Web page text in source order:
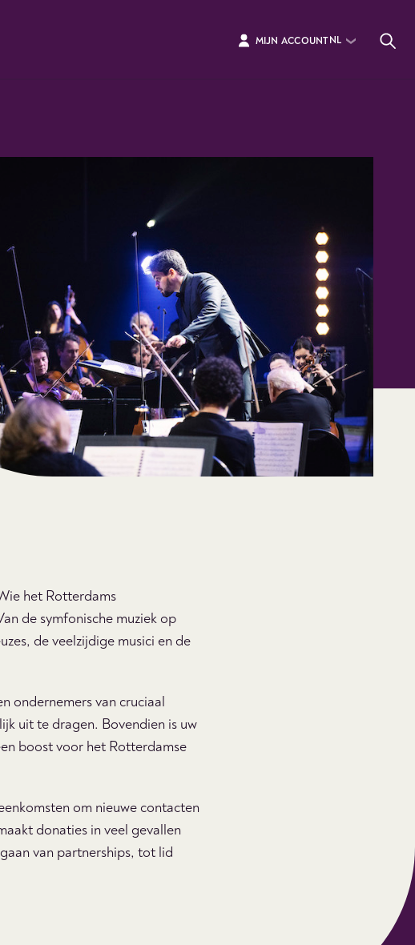
MIJN ACCOUNTNL
het Rotterdams
de symfonische muziek op
de veelzijdige musici en de
ondernemers van cruciaal
uit te dragen. Bovendien is uw
boost voor het Rotterdamse
om nieuwe contacten
donaties in veel gevallen
van partnerships, tot lid